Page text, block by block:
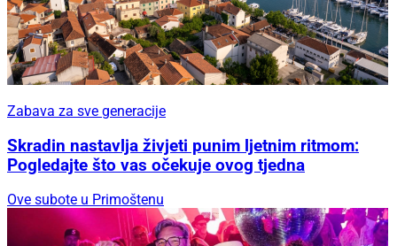
Zabava za sve generacije
Skradin nastavlja živjeti punim ljetnim ritmom:
Pogledajte što vas očekuje ovog tjedna
Ove subote u Primoštenu